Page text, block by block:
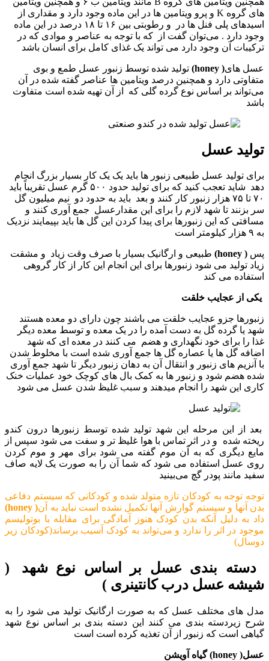
های گروه K و پرو ویتامین ها در این ماده وجود دارد و مقداری از
اسیدهای پلی فنل ها در و رطوبتی بین ۱۶ تا ۱۸ درصد در این ماده
وجود دارد . می‌توان گفت از که با توجه به عناصر و موادی که در
ترکیبات آن وجود دارد می تواند یک غذای کامل برای انسان باشد
عسل های( honey)
تولید شده توسط زنبور عسل طمع و بوی
متفاوتی دارد و همچنین درصد ویتامین ها عناصر گفته شده در آن
می‌تواند بر اساس نوع گرده گلی که از آن تهیه شده است متفاوت
باشد
تولید عسل
برای تولید عسل طبیعی زنبور ها باید یک یک کار بسیار بزرگ انجام
دهد شاید تعجب کنید که برای تولید حدود ۵۰۰ گرم عسل تقریباً باید
۷۰ تا ۷۵ هزار زنبور کار کنند و بعد باید به حدود دو نیم میلیون گل
سر بزنند تا شهد لازم را برای این مقدارعسل جمع آوری کنند و
مسافتی که این زنبورها برای پیدا کردن این گل ها باید بپیمایند نزدیک
به ۹ هزار کیلومتر است
پس ( honey)
طبیعی و ارگانیک بسیار با صرف وقت زیاد و مشقت
زیاد تولید می شود زنبورها برای این انجام این کار از کار گروهی
استفاده می کند
یکی از عجایب خلقت
زنبورها جزو عجایب خلقت می باشند چون دارای دو معده هستند
شهد یا گرده گل به دست آمده را در یک معده و توسط معده دیگر
غذا را برای خود نگهداری و هضم می کنند در معده ای که شهد
اضافه گل ها یا عصاره گل ها جمع آوری شده است با مخلوط شدن
با آنزیم های زنبور و انتقال آن به دهان زنبور دیگر تا شهد جمع آوری
شده هضم شود و زنبور ها به کمک بال های کوچک خود عملیات خنک
کاری این شهد را انجام میدهند و سبب غلیظ شدن عسل می شود
بعد از این مرحله این شهد تولید شده توسط زنبورها درون کندو
ریخته شده و در اثر تماس با هوا غلیظ تر و سفت می شود سپس از
مایع دیگری که به آن موم گفته می شود برای مهر و موم کردن
روی عسل استفاده می شود که شما آن را به صورت یک لایه صاف
سفید مانند پودر گچ می‌بینید
توجه توجه به کودکان تازه متولد شده و کودکانی که سیستم دفاعی
بدن آنها و سیستم گوارش آنها تکمیل نشده است نباید به آن( honey)
داد به دلیل آنکه بدن کودک هنوز آمادگی برای مقابله با بوتولیسم
موجود در اثر را ندارد و می‌تواند به کودک آسیب برساند(کودکان زیر
دوسال)
دسته بندی عسل بر اساس نوع شهد
(
شیشه عسل درب کانتینری )
مدل های مختلف عسل که به صورت ارگانیک تولید می شود را به
شرح زیردسته بندی می کنند این دسته بندی بر اساس نوع شهد
گیاهی است که زنبور از آن تغذیه کرده است است
عسل( honey) گیاه آویشن